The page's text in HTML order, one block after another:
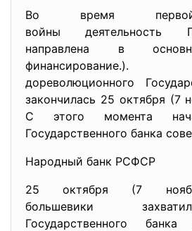
Во время
войны деятельность
направлена в
дореволюционного
закончилась 25 октября (7
С этого момента
Государственного банка
Народный банк РСФСР
25 октября (7
большевики
Государственного